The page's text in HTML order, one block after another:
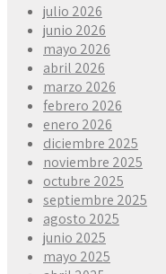
julio 2026
junio 2026
mayo 2026
abril 2026
marzo 2026
febrero 2026
enero 2026
diciembre 2025
noviembre 2025
octubre 2025
septiembre 2025
agosto 2025
junio 2025
mayo 2025